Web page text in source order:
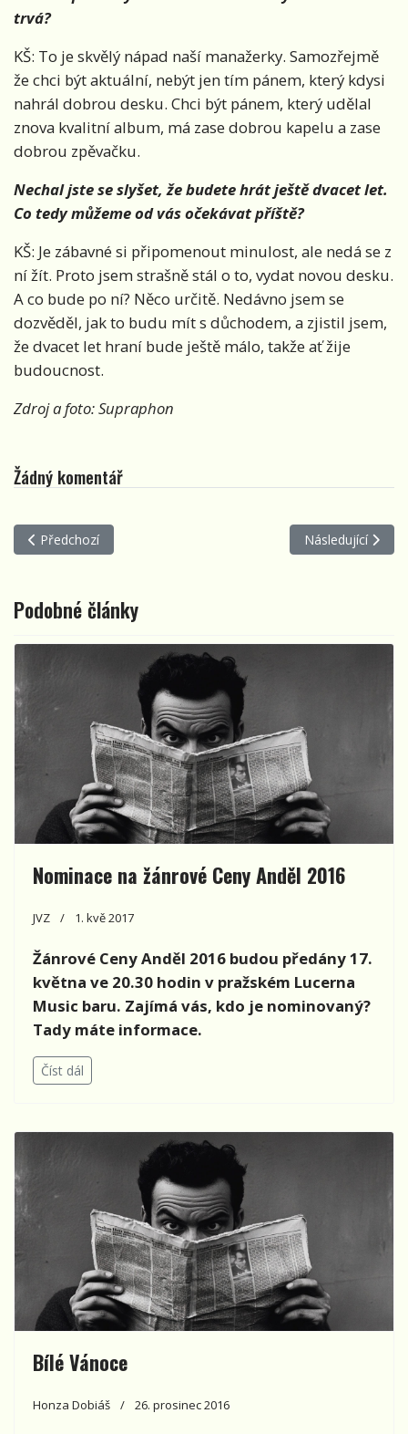
trvá?
KŠ: To je skvělý nápad naší manažerky. Samozřejmě
že chci být aktuální, nebýt jen tím pánem, který kdysi
nahrál dobrou desku. Chci být pánem, který udělal
znova kvalitní album, má zase dobrou kapelu a zase
dobrou zpěvačku.
Nechal jste se slyšet, že budete hrát ještě dvacet let.
Co tedy můžeme od vás očekávat příště?
KŠ: Je zábavné si připomenout minulost, ale nedá se z
ní žít. Proto jsem strašně stál o to, vydat novou desku.
A co bude po ní? Něco určitě. Nedávno jsem se
dozvěděl, jak to budu mít s důchodem, a zjistil jsem,
že dvacet let hraní bude ještě málo, takže ať žije
budoucnost.
Zdroj a foto: Supraphon
Žádný komentář
Předchozí článek: Marie Rottrová pokřtila CD Magdaléně
Předchozí Další článek:
Následující
Podobné články
Nominace na žánrové Ceny Anděl 2016
JVZ 1. kvě 2017
Žánrové Ceny Anděl 2016 budou předány 17.
května ve 20.30 hodin v pražském Lucerna
Music baru. Zajímá vás, kdo je nominovaný?
Tady máte informace.
Číst dál
Bílé Vánoce
Honza Dobiáš 26. prosinec 2016